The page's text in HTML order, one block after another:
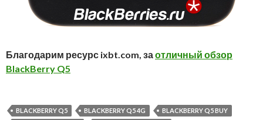
Благодарим ресурс ixbt.com, заотличный обзор
BlackBerry Q5
BLACKBERRY Q5 BLACKBERRY Q5 4G
BLACKBERRY Q5 BUY